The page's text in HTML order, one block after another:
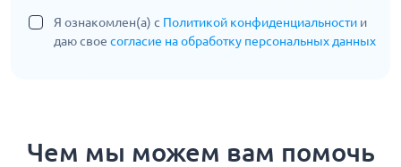
Я ознакомлен(а) с Политикой конфиденциальности и
даю свое согласие на обработку персональных данных
Чем мы можем вам помочь